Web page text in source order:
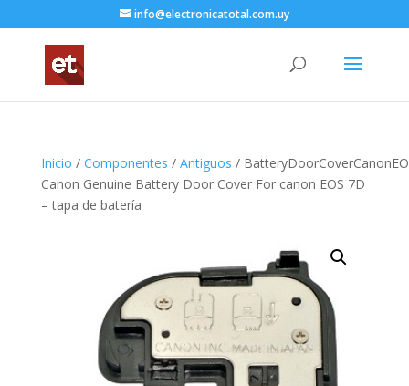
info@electronicatotal.com.uy
Inicio / Componentes / Antiguos /
Canon Genuine Battery Door Cover For canon EOS 7D
– tapa de batería